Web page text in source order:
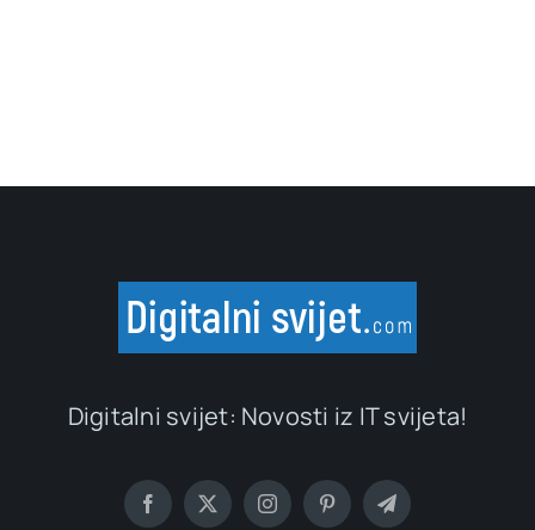
Digitalni svijet: Novosti iz IT svijeta!